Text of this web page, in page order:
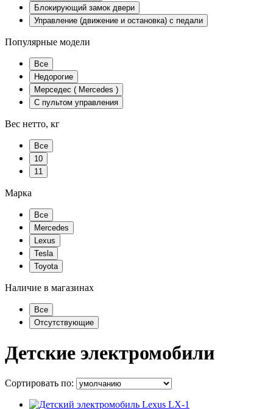
Блокирующий замок двери
Управление (движение и остановка) с педали
Популярные модели
Все
Недорогие
Мерседес ( Mercedes )
С пультом управления
Вес нетто, кг
Все
10
11
Марка
Все
Mercedes
Lexus
Tesla
Toyota
Наличие в магазинах
Все
Отсутствующие
Детские электромобили
Сортировать по: